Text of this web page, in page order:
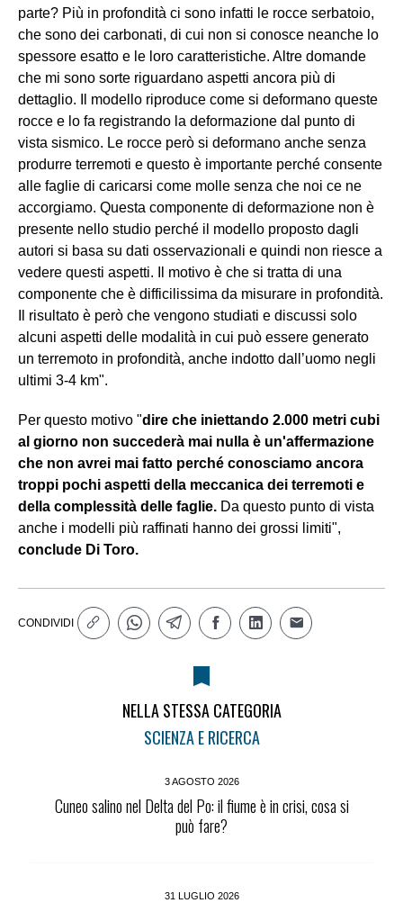
parte? Più in profondità ci sono infatti le rocce serbatoio,
che sono dei carbonati, di cui non si conosce neanche lo
spessore esatto e le loro caratteristiche. Altre domande
che mi sono sorte riguardano aspetti ancora più di
dettaglio. Il modello riproduce come si deformano queste
rocce e lo fa registrando la deformazione dal punto di
vista sismico. Le rocce però si deformano anche senza
produrre terremoti e questo è importante perché consente
alle faglie di caricarsi come molle senza che noi ce ne
accorgiamo. Questa componente di deformazione non è
presente nello studio perché il modello proposto dagli
autori si basa su dati osservazionali e quindi non riesce a
vedere questi aspetti. Il motivo è che si tratta di una
componente che è difficilissima da misurare in profondità.
Il risultato è però che vengono studiati e discussi solo
alcuni aspetti delle modalità in cui può essere generato
un terremoto in profondità, anche indotto dall’uomo negli
ultimi 3-4 km".
Per questo motivo "dire che iniettando 2.000 metri cubi
al giorno non succederà mai nulla è un'affermazione
che non avrei mai fatto perché conosciamo ancora
troppi pochi aspetti della meccanica dei terremoti e
della complessità delle faglie. Da questo punto di vista
anche i modelli più raffinati hanno dei grossi limiti",
conclude Di Toro.
CONDIVIDI
NELLA STESSA CATEGORIA
SCIENZA E RICERCA
3 AGOSTO 2026
Cuneo salino nel Delta del Po: il fiume è in crisi, cosa si
può fare?
31 LUGLIO 2026